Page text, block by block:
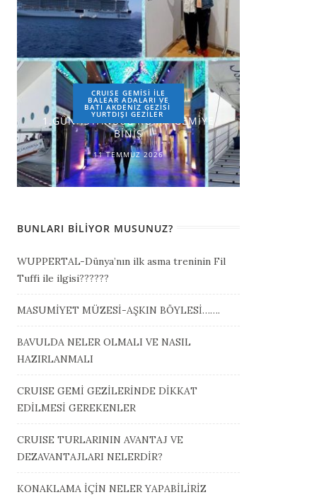
CRUISE GEMİSİ İLE
BALEAR ADALARI VE
BATI AKDENİZ GEZİSİ
YURTDIŞI GEZILER
1.GÜN-İSTANBUL-ROMA-GEMİYE
BİNİŞ
11 TEMMUZ 2026
BUNLARI BILIYOR MUSUNUZ?
WUPPERTAL-Dünya’nın ilk asma treninin Fil
Tuffi ile ilgisi??????
MASUMİYET MÜZESİ-AŞKIN BÖYLESİ…….
BAVULDA NELER OLMALI VE NASIL
HAZIRLANMALI
CRUISE GEMİ GEZİLERİNDE DİKKAT
EDİLMESİ GEREKENLER
CRUISE TURLARININ AVANTAJ VE
DEZAVANTAJLARI NELERDİR?
KONAKLAMA İÇİN NELER YAPABİLİRİZ